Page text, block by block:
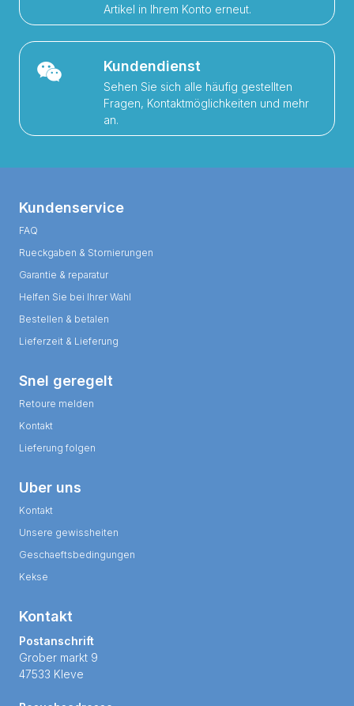
Artikel in Ihrem Konto erneut.
Kundendienst
Sehen Sie sich alle häufig gestellten
Fragen, Kontaktmöglichkeiten und mehr
an.
Kundenservice
FAQ
Rueckgaben & Stornierungen
Garantie & reparatur
Helfen Sie bei Ihrer Wahl
Bestellen & betalen
Lieferzeit & Lieferung
Snel geregelt
Retoure melden
Kontakt
Lieferung folgen
Uber uns
Kontakt
Unsere gewissheiten
Geschaeftsbedingungen
Kekse
Kontakt
Postanschrift
Grober markt 9
47533 Kleve